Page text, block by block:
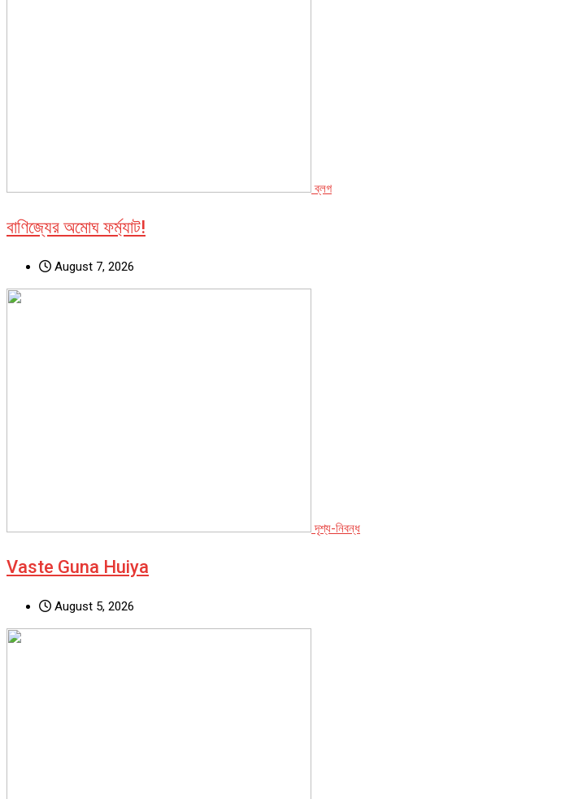
ব্লগ
বাণিজ্যের অমোঘ ফর্ম্যাট!
August 7, 2026
দৃশ্য-নিবন্ধ
Vaste Guna Huiya
August 5, 2026